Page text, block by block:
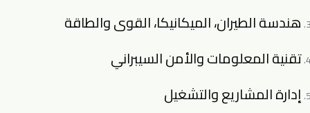
هندسة الطيران، الميكانيكا، القوى والطاقة
تقنية المعلومات والأمن السيبراني
إدارة المشاريع والتشغيل